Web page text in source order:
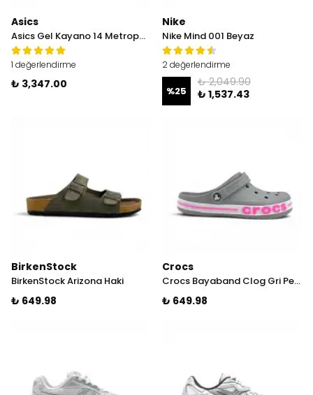
Asics
Asics Gel Kayano 14 Metropolis/Jasper Green
1 değerlendirme
₺ 3,347.00
Nike
Nike Mind 001 Beyaz
2 değerlendirme
%25
₺ 2,049.90
₺ 1,537.43
BirkenStock
BirkenStock Arizona Haki
₺ 649.98
Crocs
Crocs Bayaband Clog Gri Pembe
₺ 649.98